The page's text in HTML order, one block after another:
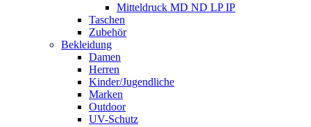
Mitteldruck MD ND LP IP
Taschen
Zubehör
Bekleidung
Damen
Herren
Kinder/Jugendliche
Marken
Outdoor
UV-Schutz